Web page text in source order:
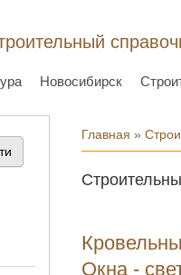
Новосибирск
Вы здесь
Главная »
Окна -